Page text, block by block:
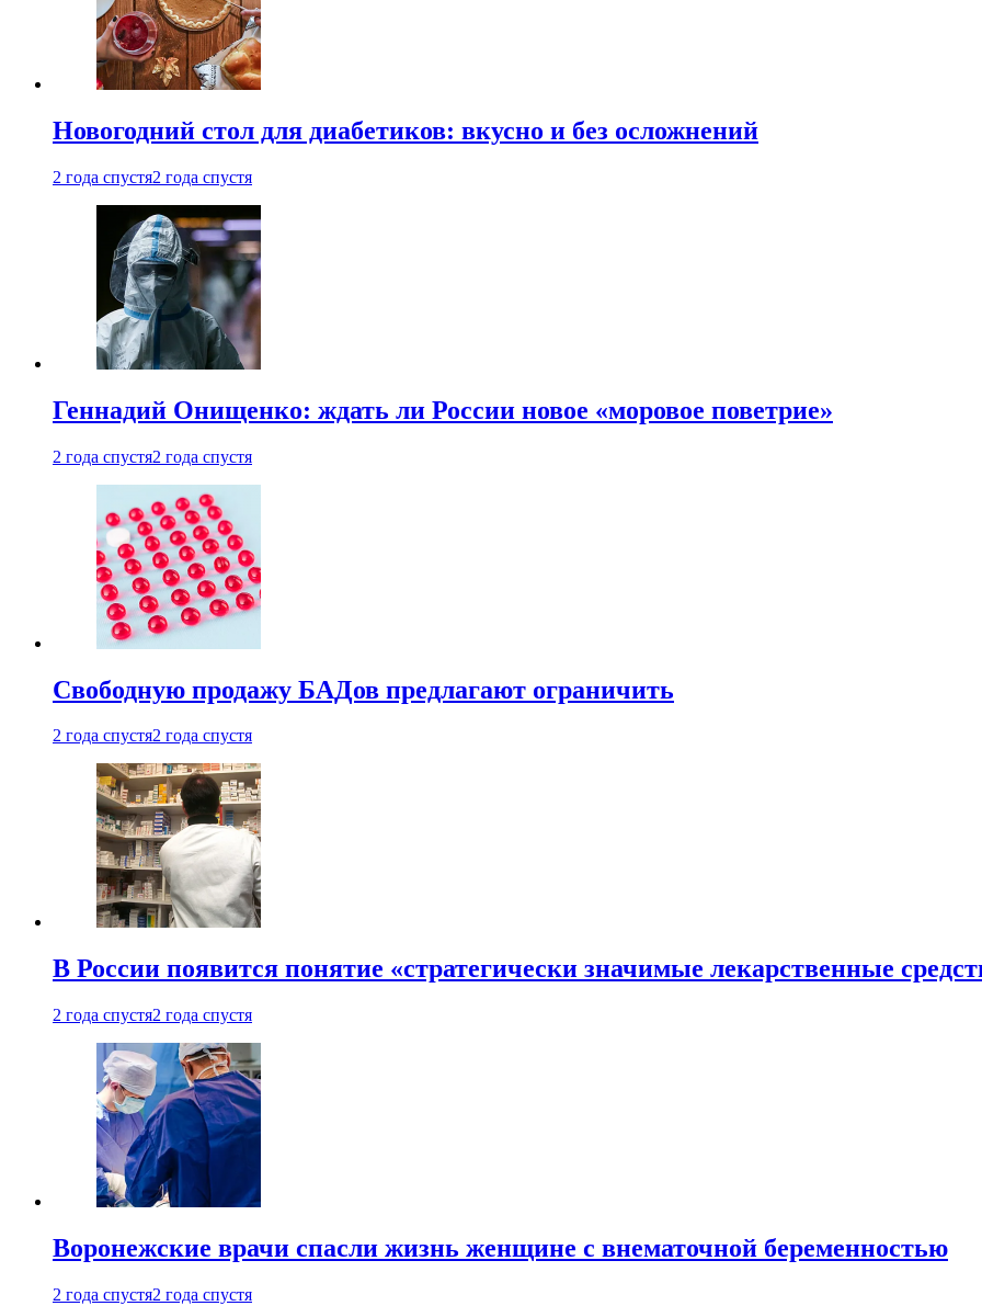
Новогодний стол для диабетиков: вкусно и без осложнений
2 года спустя2 года спустя
Геннадий Онищенко: ждать ли России новое «моровое поветрие»
2 года спустя2 года спустя
Свободную продажу БАДов предлагают ограничить
2 года спустя2 года спустя
В России появится понятие «стратегически значимые лекарственные
2 года спустя2 года спустя
Воронежские врачи спасли жизнь женщине с внематочной беременностью
2 года спустя2 года спустя